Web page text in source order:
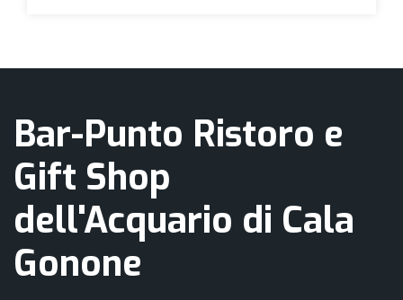
Bar-Punto Ristoro e
Gift Shop
dell'Acquario di Cala
Gonone